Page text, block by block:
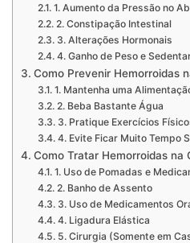
1. Aumento da Pressão no
2. Constipação Intestinal
3. Alterações Hormonais
4. Ganho de Peso e
Como Prevenir Hemorroidas
1. Mantenha uma
2. Beba Bastante Água
3. Pratique Exercícios
4. Evite Ficar Muito Tempo
Como Tratar Hemorroidas na
1. Uso de Pomadas e
2. Banho de Assento
3. Uso de Medicamentos
4. Ligadura Elástica
5. Cirurgia (Somente em